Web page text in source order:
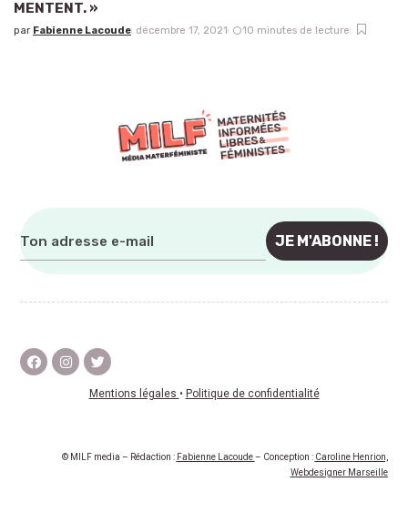
MENTENT. »
par Fabienne Lacoude décembre 17, 2021 10 minutes de lecture
Mentions légales • Politique de confidentialité
© MILF media – Rédaction : Fabienne Lacoude – Conception : Caroline Henrion,
Webdesigner Marseille